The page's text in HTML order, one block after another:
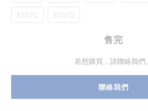
8107C
8107D
售完
若想購買，請聯絡我們。
聯絡我們